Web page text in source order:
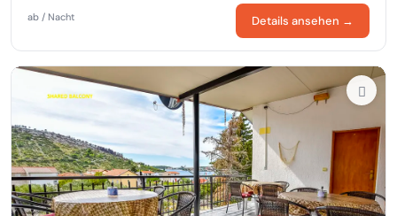
ab / Nacht Details ansehen →